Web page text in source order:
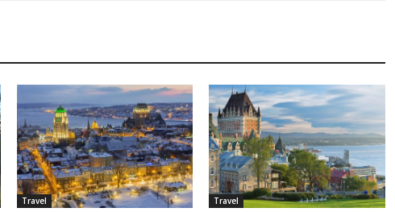
Travel Travel